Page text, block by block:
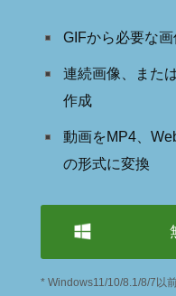
GIFから必要な
連続画像、また
作成
動画をMP4、
の形式に変換
* Windows11/10/8.1/8/7以